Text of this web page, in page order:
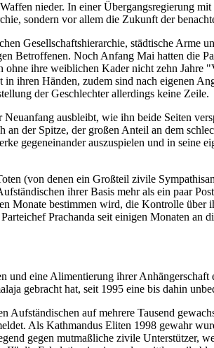
nieder. In einer Übergangsregierung
sondern vor allem die Zukunft der
Gesellschaftshierarchie, städtische
Betroffenen. Noch Anfang Mai hatten die
ihre weiblichen Kader nicht zehn Jahre
ihren Händen, zudem sind nach eigenen
der Geschlechter allerdings keine Zeile.
ausbleibt, wie ihn beide Seiten
der Spitze, der großen Anteil an dem
gegeneinander auszuspielen und in seine
(von denen ein Großteil zivile
ihrer Basis mehr als ein paar
Monate bestimmen wird, die Kontrolle über
Prachanda seit einigen Monaten an
und eine Alimentierung ihrer
gebracht hat, seit 1995 eine bis dahin
Aufständischen auf mehrere Tausend
Als Kathmandus Eliten 1998 gewahr
gegen mutmaßliche zivile Unterstützer,